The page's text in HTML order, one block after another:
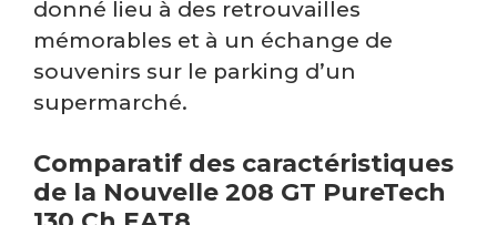
donné lieu à des retrouvailles
mémorables et à un échange de
souvenirs sur le parking d’un
supermarché.
Comparatif des caractéristiques
de la Nouvelle 208 GT PureTech